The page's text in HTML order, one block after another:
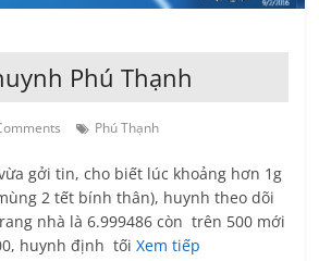
Phú Thạnh
Phú Thạnh
gởi tin, cho biết lúc khoảng hơn 1g
2 tết bính thân), huynh theo dõi
nhà là 6.999486 còn trên 500 mới
huynh định tốiXem tiếp